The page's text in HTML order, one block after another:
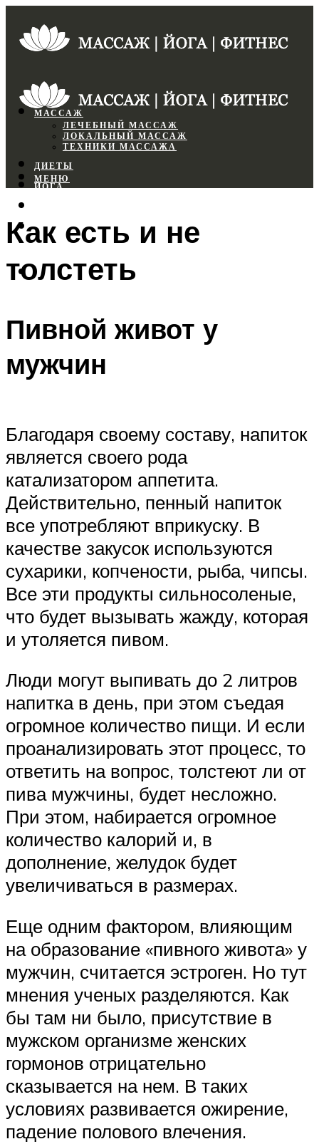
МАССАЖ
ЛЕЧЕБНЫЙ МАССАЖ
ЛОКАЛЬНЫЙ МАССАЖ
ТЕХНИКИ МАССАЖА
ДИЕТЫ
ЙОГА
ФИТНЕС
МЕНЮ
МЕНЮ
Как есть и не
толстеть
Пивной живот у
мужчин
Благодаря своему составу, напиток
является своего рода
катализатором аппетита.
Действительно, пенный напиток
все употребляют вприкуску. В
качестве закусок используются
сухарики, копчености, рыба, чипсы.
Все эти продукты сильносоленые,
что будет вызывать жажду, которая
и утоляется пивом.
Люди могут выпивать до 2 литров
напитка в день, при этом съедая
огромное количество пищи. И если
проанализировать этот процесс, то
ответить на вопрос, толстеют ли от
пива мужчины, будет несложно.
При этом, набирается огромное
количество калорий и, в
дополнение, желудок будет
увеличиваться в размерах.
Еще одним фактором, влияющим
на образование «пивного живота» у
мужчин, считается эстроген. Но тут
мнения ученых разделяются. Как
бы там ни было, присутствие в
мужском организме женских
гормонов отрицательно
сказывается на нем. В таких
условиях развивается ожирение,
падение полового влечения.